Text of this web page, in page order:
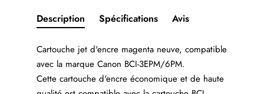
Description Spécifications Avis
Cartouche jet d'encre magenta neuve, compatible
avec la marque Canon BCI-3EPM/6PM.
Cette cartouche d'encre économique et de haute